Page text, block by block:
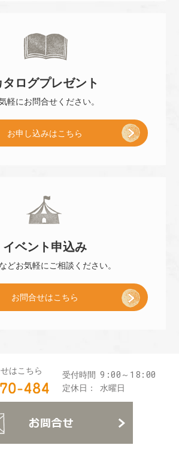
タログプレゼント
軽にお問合せください。
お申し込みはこちら
イベント 申込み
どお気軽にご相談ください。
お問合せはこちら
はこちら
0120-870-484
受付時間 9:00～18:00
定休日： 水曜日